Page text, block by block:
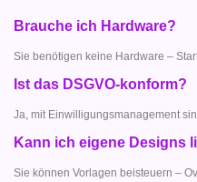
Brauche ich Hardware?
Sie benötigen keine Hardware –
Ist das DSGVO-konform?
Ja, mit Einwilligungsmanagement
Kann ich eigene Designs
Sie können Vorlagen beisteuern –